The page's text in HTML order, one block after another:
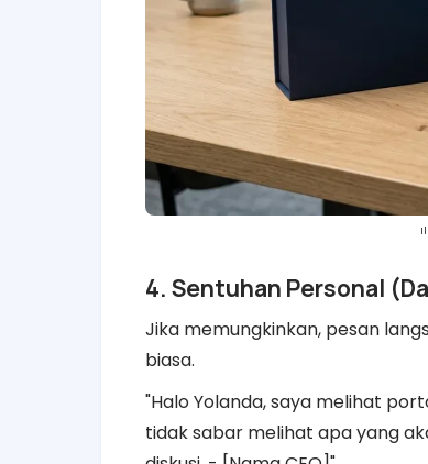
​4. Sentuhan Personal
​Jika memungkinkan, pesan
biasa.
​"Halo Yolanda, saya melihat
tidak sabar melihat apa yang